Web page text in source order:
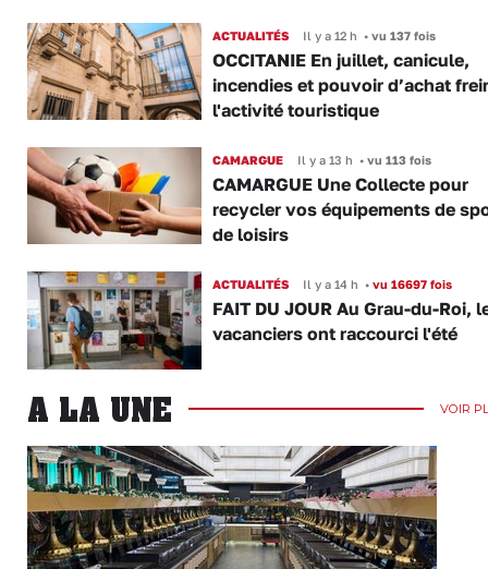
ACTUALITÉS Il y a 12 h •vu 137 fois
OCCITANIE En juillet, canicule,
incendies et pouvoir d’achat
l'activité touristique
CAMARGUE Il y a 13 h •vu 113 fois
CAMARGUE Une Collecte pour
recycler vos équipements de
de loisirs
ACTUALITÉS Il y a 14 h •vu 16697 fois
FAIT DU JOUR Au Grau-du-Roi,
vacanciers ont raccourci l'été
A LA UNE VOIR